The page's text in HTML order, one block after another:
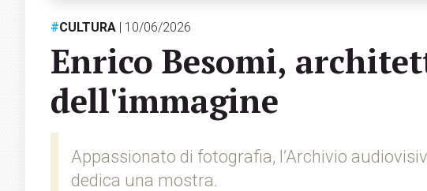
#CULTURA | 10/06/2026
Enrico Besomi,
dell'immagine
Appassionato di fotografia, l’Archivio
dedica una mostra.